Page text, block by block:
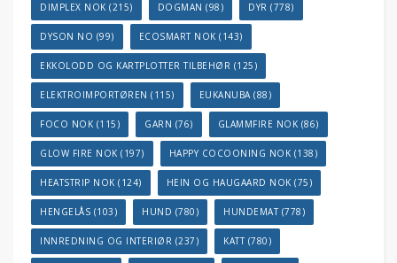
DIMPLEX NOK (215) DOGMAN (98) DYR (778)
DYSON NO (99) ECOSMART NOK (143)
EKKOLODD OG KARTPLOTTER TILBEHØR (125)
ELEKTROIMPORTØREN (115) EUKANUBA(88)
FOCO NOK (115) GARN (76) GLAMMFIRE NOK (86)
GLOW FIRE NOK (197) HAPPY COCOONING NOK (138)
HEATSTRIP NOK (124) HEIN OG HAUGAARD NOK (75)
HENGELÅS (103) HUND (780) HUNDEMAT(778)
INNREDNING OG INTERIØR (237) KATT(780)